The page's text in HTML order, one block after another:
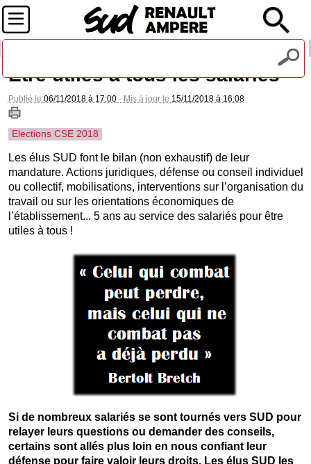
Etre utiles à tous les salariés
Publié le 06/11/2018 à 17:00- Mis à jour le 15/11/2018 à 16:08
Elections CSE 2018
Les élus SUD font le bilan (non exhaustif) de leur
mandature. Actions juridiques, défense ou conseil individuel
ou collectif, mobilisations, interventions sur l’organisation du
travail ou sur les orientations économiques de
l’établissement... 5 ans au service des salariés pour être
utiles à tous !
Si de nombreux salariés se sont tournés vers SUD pour
relayer leurs questions ou demander des conseils,
certains sont allés plus loin en nous confiant leur
défense pour faire valoir leurs droits. Les élus SUD les